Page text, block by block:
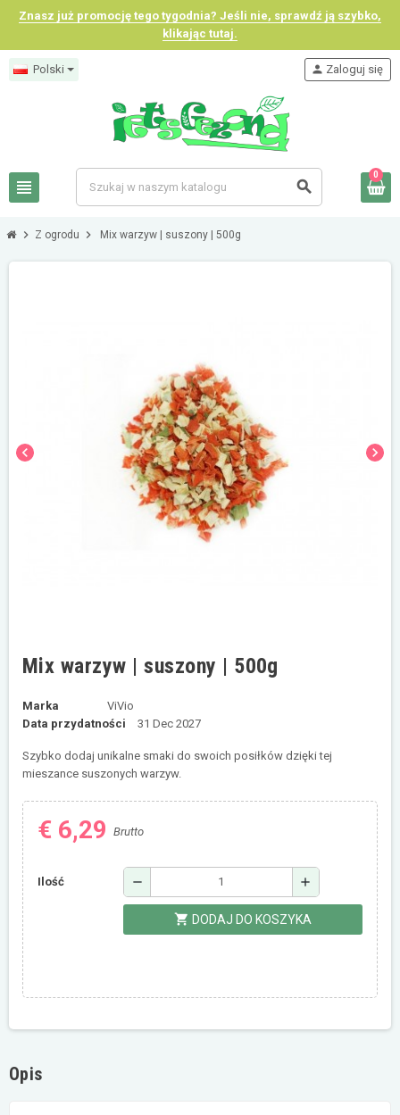
Znasz już promocję tego tygodnia? Jeśli nie, sprawdź ją szybko,
klikając tutaj.
Polski
view_headline search
person Zaloguj się
0
chevron_right Z ogrodu chevron_right Mix warzyw | suszony | 500g
chevron_left chevron_right
Mix warzyw | suszony | 500g
Marka
ViVio
Data przydatności
31 Dec 2027
Szybko dodaj unikalne smaki do swoich posiłków dzięki tej
mieszance suszonych warzyw.
€ 6,29 Brutto
Ilość remove add
shopping_cart DODAJ DO KOSZYKA
Opis